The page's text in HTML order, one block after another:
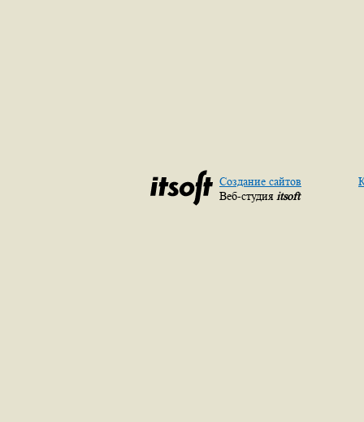
Создание сайтов
Веб-студия itsoft